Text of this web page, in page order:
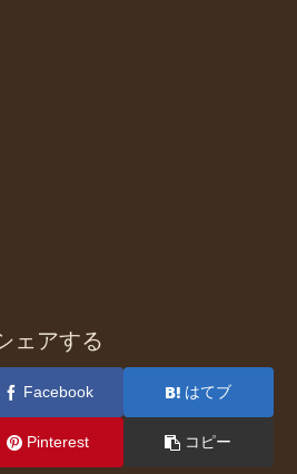
ェアする
Facebook はてブ
Pinterest コピー